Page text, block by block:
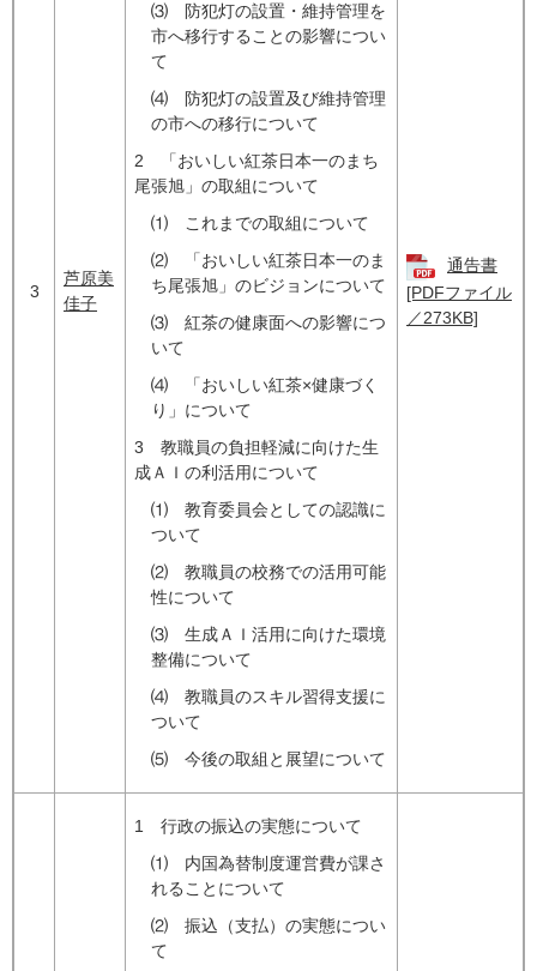
3
芦原美
佳子
⑶ 防犯灯の設置・維持管理を
市へ移行することの影響につい
て
⑷ 防犯灯の設置及び維持管理
の市への移行について
2 「おいしい紅茶日本一のまち
尾張旭」の取組について
⑴ これまでの取組について
⑵ 「おいしい紅茶日本一のま
ち尾張旭」のビジョンについて
⑶ 紅茶の健康面への影響につ
いて
⑷ 「おいしい紅茶×健康づく
り」について
3 教職員の負担軽減に向けた生
成ＡＩの利活用について
⑴ 教育委員会としての認識に
ついて
⑵ 教職員の校務での活用可能
性について
⑶ 生成ＡＩ活用に向けた環境
整備について
⑷ 教職員のスキル習得支援に
ついて
⑸ 今後の取組と展望について
通告書
[PDFファイル
／273KB]
1 行政の振込の実態について
⑴ 内国為替制度運営費が課さ
れることについて
⑵ 振込（支払）の実態につい
て